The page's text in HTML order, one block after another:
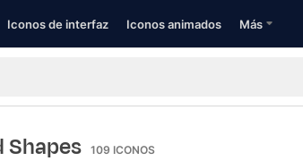
Iconos de interfaz Iconos animados Más
Shapes 109 ICONOS